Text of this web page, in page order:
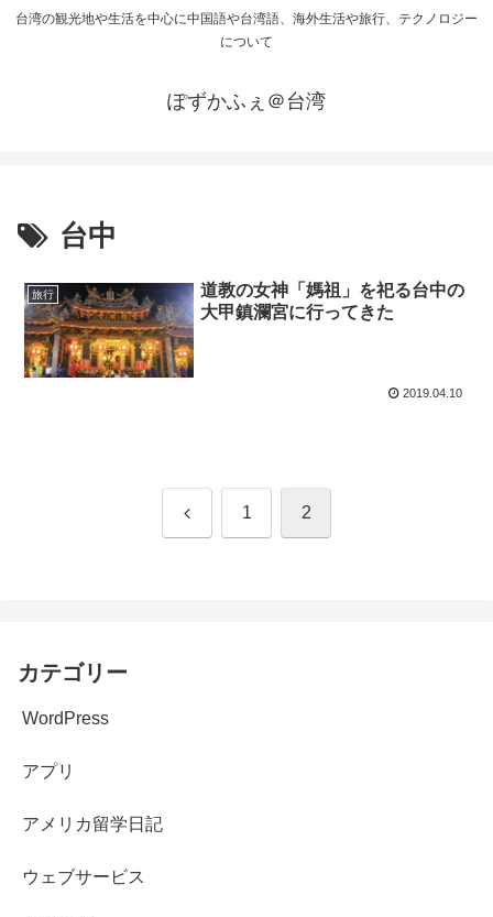
台湾の観光地や生活を中心に中国語や台湾語、海外生活や旅行、テクノロジー
について
ぽずかふぇ＠台湾
台中
旅行
道教の女神「媽祖」を祀る台中の
大甲鎮瀾宮に行ってきた
2019.04.10
前 1 2
カテゴリー
WordPress
アプリ
アメリカ留学日記
ウェブサービス